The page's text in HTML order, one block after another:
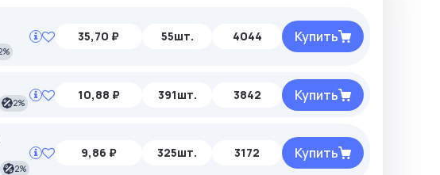
35,70 ₽ 55шт. 4044 Купить
2%
10,88 ₽ 391шт. 3842 Купить
2%
9,86 ₽ 325шт. 3172 Купить